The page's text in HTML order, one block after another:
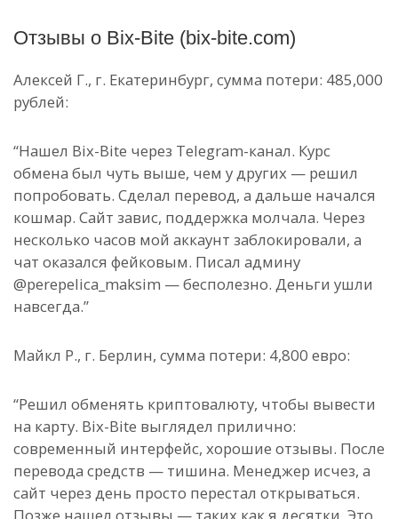
Отзывы о Bix-Bite (bix-bite.com)
Алексей Г., г. Екатеринбург, сумма потери: 485,000
рублей:
“Нашел Bix-Bite через Telegram-канал. Курс
обмена был чуть выше, чем у других — решил
попробовать. Сделал перевод, а дальше начался
кошмар. Сайт завис, поддержка молчала. Через
несколько часов мой аккаунт заблокировали, а
чат оказался фейковым. Писал админу
@perepelica_maksim — бесполезно. Деньги ушли
навсегда.”
Майкл Р., г. Берлин, сумма потери: 4,800 евро:
“Решил обменять криптовалюту, чтобы вывести
на карту. Bix-Bite выглядел прилично:
современный интерфейс, хорошие отзывы. После
перевода средств — тишина. Менеджер исчез, а
сайт через день просто перестал открываться.